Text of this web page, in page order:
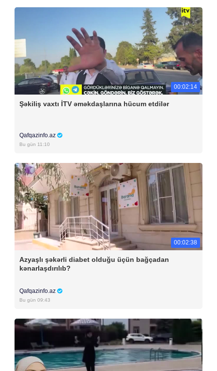
00:02:14
Şəkiliş vaxtı İTV əməkdaşlarına hücum etdilər
Qafqazinfo.az
Bu gün 11:10
00:02:38
Azyaşlı şəkərli diabet olduğu üçün bağçadan
kənarlaşdırılıb?
Qafqazinfo.az
Bu gün 09:43